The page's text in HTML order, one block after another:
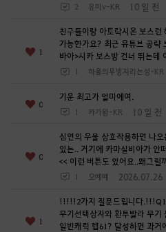
2 유미v-KR 10 일 전
1
친구들이랑 아토락시온 보스런
가능한가요? 최근 유튜브 공
바아>시카 보스방 건너 뛰는데
1 하울의무빙지리는성-KR
0
기운 최고가 얼마에여.
1 카가왕-KR 10 일 전
0
심연의 우물 상호작용하면 나
있는.. 거기에 카마실비아가 안
<< 이런 버튼도 있어요..왜그럴
1 오예예 2026.07.26
1
!!!!!2가지 질문드립니다
무기선택상자와 환투발라 무기
일반캐릭 렙61? 달성하면 과거